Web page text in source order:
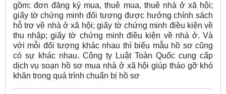
gồm: đơn đăng ký mua, thuê mua, thuê nhà ở xã hội;
giấy tờ chứng minh đối tượng được hưởng chính sách
hỗ trợ về nhà ở xã hội; giấy tờ chứng minh điều kiện về
thu nhập; giấy tờ chứng minh điều kiện về nhà ở. Và
với mỗi đối tượng khác nhau thì biểu mẫu hồ sơ cũng
có sự khác nhau. Công ty Luật Toàn Quốc cung cấp
dịch vụ soạn hồ sơ mua nhà ở xã hội giúp tháo gỡ khó
khăn trong quá trình chuẩn bị hồ sơ